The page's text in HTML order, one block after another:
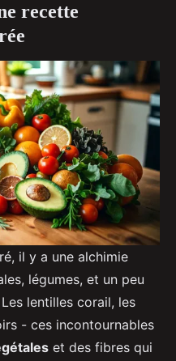
recette
il y a une alchimie
légumes, et un peu
lentilles corail, les
- ces incontournables
et des fibres qui